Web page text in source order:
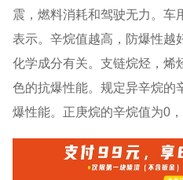
震，燃料消耗和驾驶无力。车
表示。辛烷值越高，防爆性越
化学成分有关。支链烷烃，烯
色的抗爆性能。规定异辛烷的
爆性能。正庚烷的辛烷值为0，